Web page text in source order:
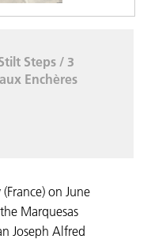
Steps / 3
Enchères
on June
Marquesas
Joseph Alfred